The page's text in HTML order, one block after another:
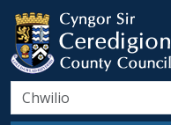
Skip to main content
Ceredigion
Search